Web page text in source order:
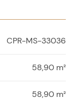
CPR-MS-33036
58,90 m²
58,90 m²